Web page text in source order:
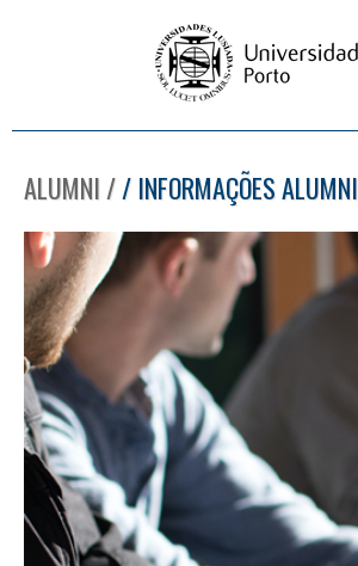
ALUMNI // INFORMAÇÕES ALUMNI